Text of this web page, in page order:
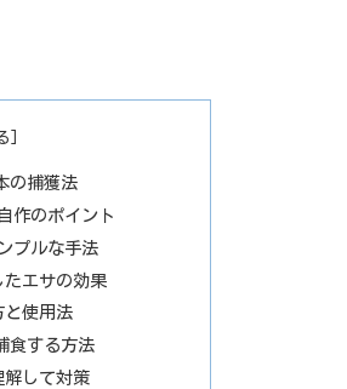
の捕獲法
作のポイント
プルな手法
エサの効果
と使用法
食する方法
して対策